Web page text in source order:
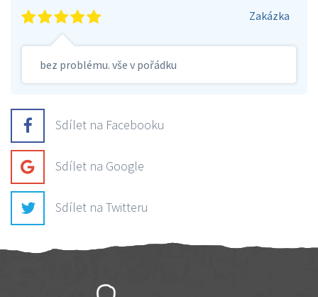
Zakázka
bez problému. vše v pořádku
Sdílet na Facebooku
Sdílet na Google
Sdílet na Twitteru